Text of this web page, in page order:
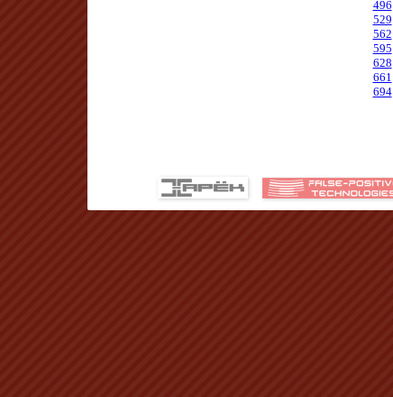
496
529
562
595
628
661
694